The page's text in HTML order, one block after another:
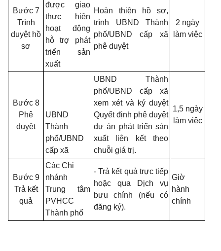
Bước 7
Trình
duyệt hồ
sơ
được giao
thực hiện
hoạt động
hỗ trợ phát
triển sản
xuất
Hoàn thiện hồ sơ,
trình UBND Thành
phố/UBND cấp xã
phê duyệt
2 ngày
làm việc
Bước 8
Phê
duyệt
UBND
Thành
phố/UBND
cấp xã
UBND Thành
phố/UBND cấp xã
xem xét và ký duyệt
Quyết định phê duyệt
dự án phát triển sản
xuất liên kết theo
chuỗi giá trị.
1,5 ngày
làm việc
Bước 9
Trả kết
quả
Các Chi
nhánh
Trung tâm
PVHCC
Thành phố
- Trả kết quả trực tiếp
hoặc qua Dịch vụ
bưu chính (nếu có
đăng ký).
Giờ
hành
chính